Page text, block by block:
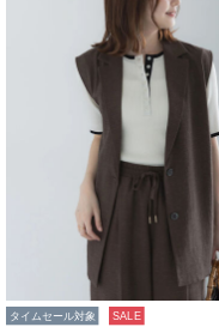
タイムセール対象 SALE